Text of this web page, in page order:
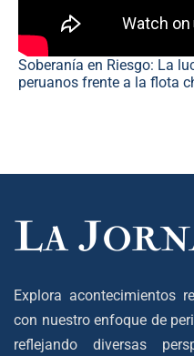
Soberanía en Riesgo: La
peruanos frente a la flota
Explora acontecimientos
con nuestro enfoque de
reflejando diversas